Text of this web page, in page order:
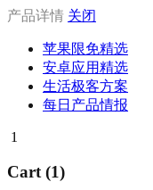
产品详情 关闭
苹果限免精选
安卓应用精选
生活极客方案
每日产品情报
1
Cart (1)